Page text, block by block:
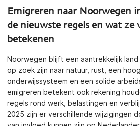
Emigreren naar Noorwegen
de nieuwste regels en wat ze
betekenen
Noorwegen blijft een aantrekkelijk
op zoek zijn naar natuur, rust, een
onderwijssysteem en een solide
emigreren betekent ook rekening
regels rond werk, belastingen en
2025 zijn er verschillende wijzigingen